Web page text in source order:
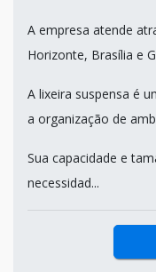
A empresa atende
Horizonte, Brasília e
A lixeira suspensa é
a organização de
Sua capacidade e
necessidad...